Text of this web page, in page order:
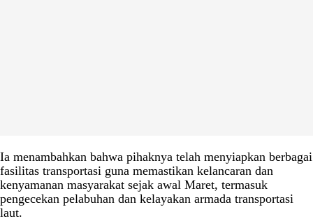
Ia menambahkan bahwa pihaknya telah menyiapkan berbagai
fasilitas transportasi guna memastikan kelancaran dan
kenyamanan masyarakat sejak awal Maret, termasuk
pengecekan pelabuhan dan kelayakan armada transportasi
laut.